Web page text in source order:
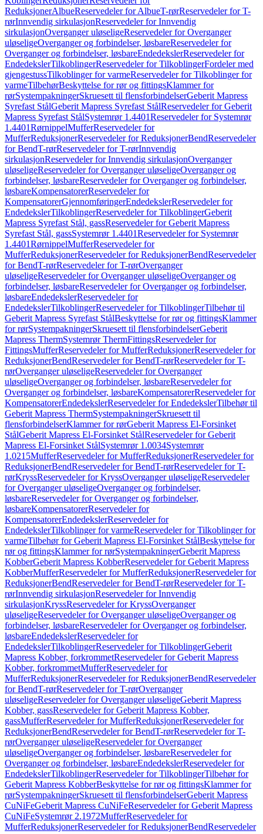
ReduksjonerAlbueReservedeler for AlbueT-rørReservedeler for T-
rørInnvendig sirkulasjonReservedeler for Innvendig
sirkulasjonOverganger uløseligeReservedeler for Overganger
uløseligeOverganger og forbindelser, løsbareReservedeler for
Overganger og forbindelser, løsbareEndedekslerReservedeler for
EndedekslerTilkoblingerReservedeler for TilkoblingerFordeler med
gjengestussTilkoblinger for varmeReservedeler for Tilkoblinger for
varmeTilbehørBeskyttelse for rør og fittingsKlammer for
rørSystempakningerSkruesett til flensforbindelserGeberit Mapress
Syrefast StålGeberit Mapress Syrefast StålReservedeler for Geberit
Mapress Syrefast StålSystemrør 1.4401Reservedeler for Systemrør
1.4401RørnippelMufferReservedeler for
MufferReduksjonerReservedeler for ReduksjonerBendReservedeler
for BendT-rørReservedeler for T-rørInnvendig
sirkulasjonReservedeler for Innvendig sirkulasjonOverganger
uløseligeReservedeler for Overganger uløseligeOverganger og
forbindelser, løsbareReservedeler for Overganger og forbindelser,
løsbareKompensatorerReservedeler for
KompensatorerGjennomføringerEndedekslerReservedeler for
EndedekslerTilkoblingerReservedeler for TilkoblingerGeberit
Mapress Syrefast Stål, gassReservedeler for Geberit Mapress
Syrefast Stål, gassSystemrør 1.4401Reservedeler for Systemrør
1.4401RørnippelMufferReservedeler for
MufferReduksjonerReservedeler for ReduksjonerBendReservedeler
for BendT-rørReservedeler for T-rørOverganger
uløseligeReservedeler for Overganger uløseligeOverganger og
forbindelser, løsbareReservedeler for Overganger og forbindelser,
løsbareEndedekslerReservedeler for
EndedekslerTilkoblingerReservedeler for TilkoblingerTilbehør til
Geberit Mapress Syrefast StålBeskyttelse for rør og fittingsKlammer
for rørSystempakningerSkruesett til flensforbindelserGeberit
Mapress ThermSystemrør ThermFittingsReservedeler for
FittingsMufferReservedeler for MufferReduksjonerReservedeler for
ReduksjonerBendReservedeler for BendT-rørReservedeler for T-
rørOverganger uløseligeReservedeler for Overganger
uløseligeOverganger og forbindelser, løsbareReservedeler for
Overganger og forbindelser, løsbareKompensatorerReservedeler for
KompensatorerEndedekslerReservedeler for EndedekslerTilbehør til
Geberit Mapress ThermSystempakningerSkruesett til
flensforbindelserKlammer for rørGeberit Mapress El-Forsinket
StålGeberit Mapress El-Forsinket StålReservedeler for Geberit
Mapress El-Forsinket StålSystemrør 1.0034Systemrør
1.0215MufferReservedeler for MufferReduksjonerReservedeler for
ReduksjonerBendReservedeler for BendT-rørReservedeler for T-
rørKryssReservedeler for KryssOverganger uløseligeReservedeler
for Overganger uløseligeOverganger og forbindelser,
løsbareReservedeler for Overganger og forbindelser,
løsbareKompensatorerReservedeler for
KompensatorerEndedekslerReservedeler for
EndedekslerTilkoblinger for varmeReservedeler for Tilkoblinger for
varmeTilbehør for Geberit Mapress El-Forsinket StålBeskyttelse for
rør og fittingsKlammer for rørSystempakningerGeberit Mapress
KobberGeberit Mapress KobberReservedeler for Geberit Mapress
KobberMufferReservedeler for MufferReduksjonerReservedeler for
ReduksjonerBendReservedeler for BendT-rørReservedeler for T-
rørInnvendig sirkulasjonReservedeler for Innvendig
sirkulasjonKryssReservedeler for KryssOverganger
uløseligeReservedeler for Overganger uløseligeOverganger og
forbindelser, løsbareReservedeler for Overganger og forbindelser,
løsbareEndedekslerReservedeler for
EndedekslerTilkoblingerReservedeler for TilkoblingerGeberit
Mapress Kobber, forkrommetReservedeler for Geberit Mapress
Kobber, forkrommetMufferReservedeler for
MufferReduksjonerReservedeler for ReduksjonerBendReservedeler
for BendT-rørReservedeler for T-rørOverganger
uløseligeReservedeler for Overganger uløseligeGeberit Mapress
Kobber, gassReservedeler for Geberit Mapress Kobber,
gassMufferReservedeler for MufferReduksjonerReservedeler for
ReduksjonerBendReservedeler for BendT-rørReservedeler for T-
rørOverganger uløseligeReservedeler for Overganger
uløseligeOverganger og forbindelser, løsbareReservedeler for
Overganger og forbindelser, løsbareEndedekslerReservedeler for
EndedekslerTilkoblingerReservedeler for TilkoblingerTilbehør for
Geberit Mapress KobberBeskyttelse for rør og fittingsKlammer for
rørSystempakningerSkruesett til flensforbindelserGeberit Mapress
CuNiFeGeberit Mapress CuNiFeReservedeler for Geberit Mapress
CuNiFeSystemrør 2.1972MufferReservedeler for
MufferReduksjonerReservedeler for ReduksjonerBendReservedeler